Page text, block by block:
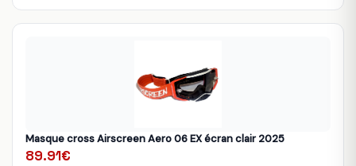
Masque cross Airscreen Aero 06 EX écran clair 2025
89.91€